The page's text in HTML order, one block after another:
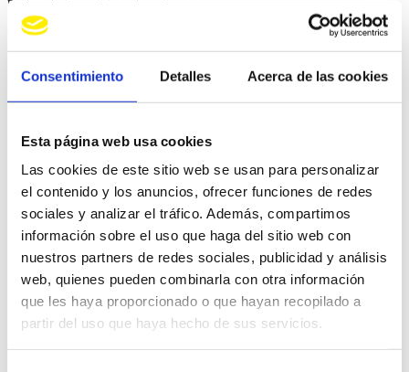
Consentimiento Detalles Acerca de las cookies
Esta página web usa cookies
Las cookies de este sitio web se usan para personalizar
el contenido y los anuncios, ofrecer funciones de redes
sociales y analizar el tráfico. Además, compartimos
información sobre el uso que haga del sitio web con
nuestros partners de redes sociales, publicidad y análisis
web, quienes pueden combinarla con otra información
que les haya proporcionado o que hayan recopilado a
partir del uso que haya hecho de sus servicios.
Diversión Garantizada
Coco
Isla
Saona
Night
Party